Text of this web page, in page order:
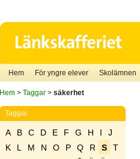
Hem För yngre elever Skolämnen
Hem> Taggar> säkerhet
Taggar
A B C D E F G H I
J
K
L M N O P Q R S
T